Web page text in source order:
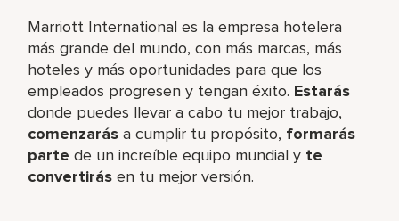
Marriott International es la empresa hotelera
más grande del mundo, con más marcas, más
hoteles y más oportunidades para que los
empleados progresen y tengan éxito. Estarás
donde puedes llevar a cabo tu mejor trabajo,​
comenzarás a cumplir tu propósito, formarás
parte de un increíble​ equipo mundial y te
convertirás en tu mejor versión.